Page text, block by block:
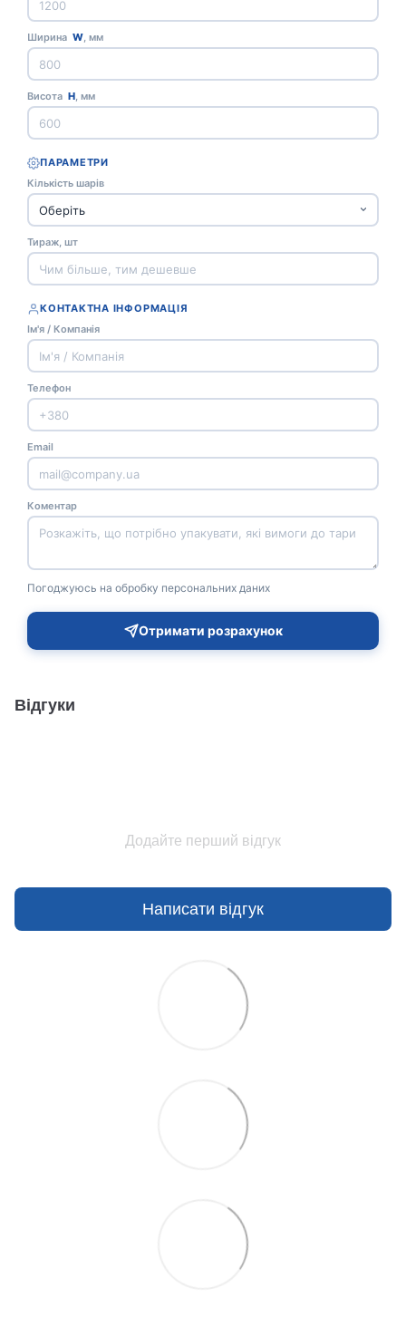
Ширина W, мм
Висота H, мм
ПАРАМЕТРИ
Кількість шарів
Тираж, шт
КОНТАКТНА ІНФОРМАЦІЯ
Ім'я / Компанія
Телефон
Email
Коментар
Погоджуюсь на обробку персональних даних
Отримати розрахунок
Відгуки
Додайте перший відгук
Написати відгук